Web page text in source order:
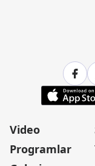
Video
Programlar